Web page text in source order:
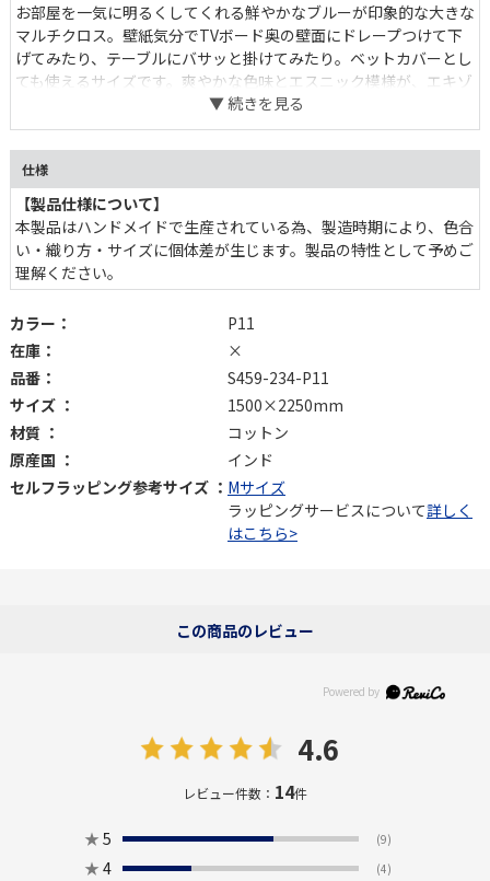
お部屋を一気に明るくしてくれる鮮やかなブルーが印象的な大きな
マルチクロス。壁紙気分でTVボード奥の壁面にドレープつけて下
げてみたり、テーブルにバサッと掛けてみたり。ベットカバーとし
ても使えるサイズです。爽やかな色味とエスニック模様が、エキゾ
チックな空間を演出してくれます。
仕様
【製品仕様について】
本製品はハンドメイドで生産されている為、製造時期により、色合
い・織り方・サイズに個体差が生じます。製品の特性として予めご
理解ください。
カラー：
P11
在庫：
×
品番：
S459-234-P11
サイズ ：
1500×2250mm
材質 ：
コットン
原産国 ：
インド
セルフラッピング参考サイズ ： Mサイズ
ラッピングサービスについて詳しく
はこちら>
この商品のレビュー
4.6
レビュー件数： 14件
★ 5 (9)
★ 4 (4)